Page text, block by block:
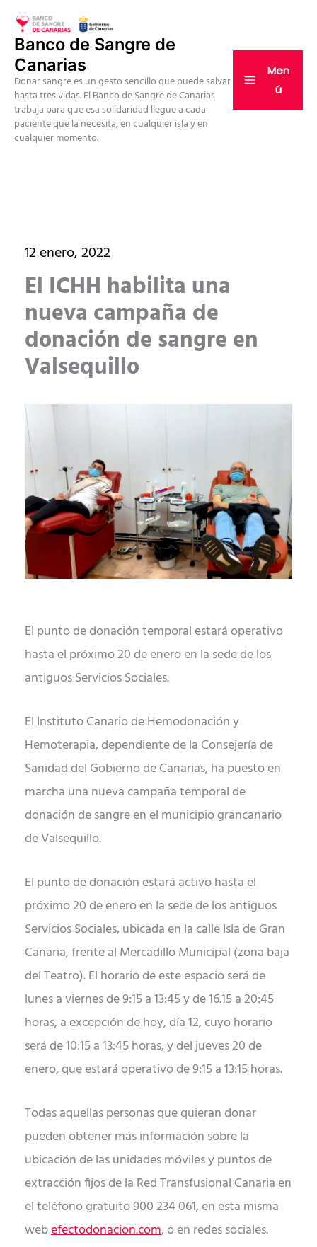
contenido
Banco de Sangre de
Canarias
Donar sangre es un gesto sencillo que puede salvar
hasta tres vidas. El Banco de Sangre de Canarias
trabaja para que esa solidaridad llegue a cada
paciente que la necesita, en cualquier isla y en
cualquier momento.
Men
ú
12 enero, 2022
El ICHH habilita una
nueva campaña de
donación de sangre en
Valsequillo
El punto de donación temporal estará operativo
hasta el próximo 20 de enero en la sede de los
antiguos Servicios Sociales.
El Instituto Canario de Hemodonación y
Hemoterapia, dependiente de la Consejería de
Sanidad del Gobierno de Canarias, ha puesto en
marcha una nueva campaña temporal de
donación de sangre en el municipio grancanario
de Valsequillo.
El punto de donación estará activo hasta el
próximo 20 de enero en la sede de los antiguos
Servicios Sociales, ubicada en la calle Isla de Gran
Canaria, frente al Mercadillo Municipal (zona baja
del Teatro). El horario de este espacio será de
lunes a viernes de 9:15 a 13:45 y de 16.15 a 20:45
horas, a excepción de hoy, día 12, cuyo horario
será de 10:15 a 13:45 horas, y del jueves 20 de
enero, que estará operativo de 9:15 a 13:15 horas.
Todas aquellas personas que quieran donar
pueden obtener más información sobre la
ubicación de las unidades móviles y puntos de
extracción fijos de la Red Transfusional Canaria en
el teléfono gratuito 900 234 061, en esta misma
webefectodonacion.com, o en redes sociales.